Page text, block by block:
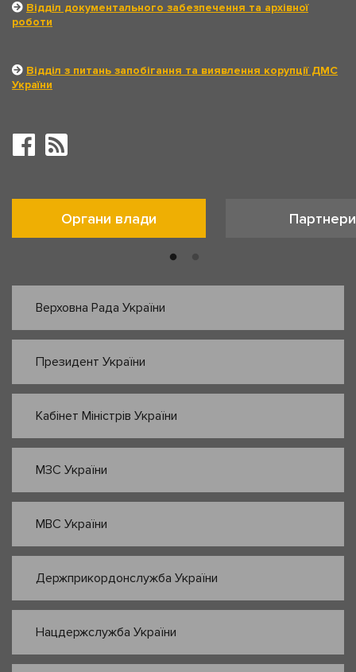
Відділ документального забезпечення та архівної
роботи
Відділ з питань запобігання та виявлення корупції ДМС
України
Органи влади Партнери
Верховна Рада України
Президент України
Кабінет Міністрів України
МЗС України
МВС України
Держприкордонслужба України
Нацдержслужба України